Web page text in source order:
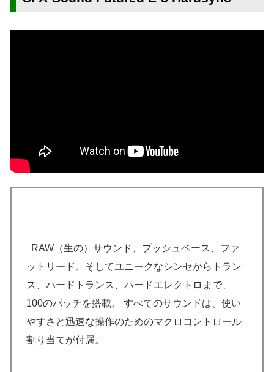
RAW（生の）サウンド、プッシュベース、ファ
ットリード、そしてユニークなシンセからトラン
ス、ハードトランス、ハードエレクトロまで、
100のパッチを搭載。 すべてのサウンドは、使い
やすさと迅速な操作のためのマクロコントロール
割り当てが付属。